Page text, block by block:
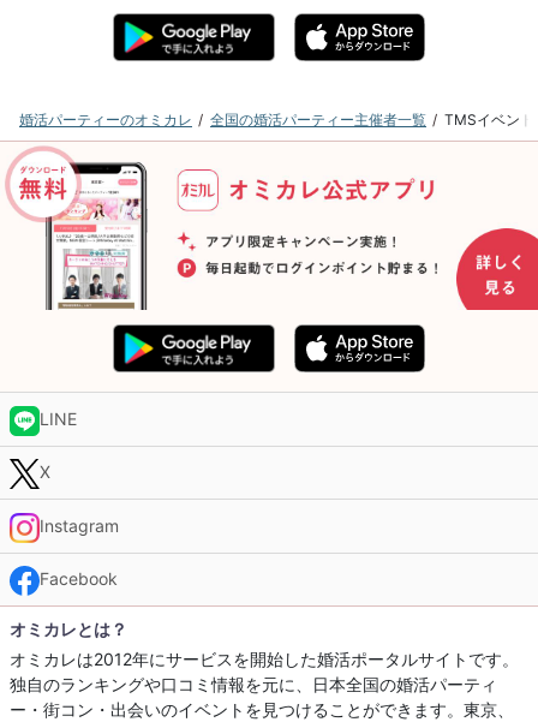
婚活パーティーのオミカレ 全国の婚活パーティー主催者一覧 TMSイベント
LINE
X
Instagram
Facebook
オミカレとは？
オミカレは2012年にサービスを開始した婚活ポータルサイトです。
独自のランキングや口コミ情報を元に、日本全国の婚活パーティ
ー・街コン・出会いのイベントを見つけることができます。東京、